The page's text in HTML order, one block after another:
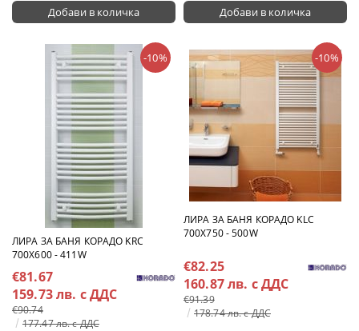
ЛИРА ЗА БАНЯ КОРАДО KRC
700X600 - 411W
-10%
€81.67
159.73 лв. с ДДС
€90.74
177.47 лв. с ДДС
ЛИРА ЗА БАНЯ КОРАДО KLC
700X750 - 500W
-10%
€82.25
160.87 лв. с ДДС
€91.39
178.74 лв. с ДДС